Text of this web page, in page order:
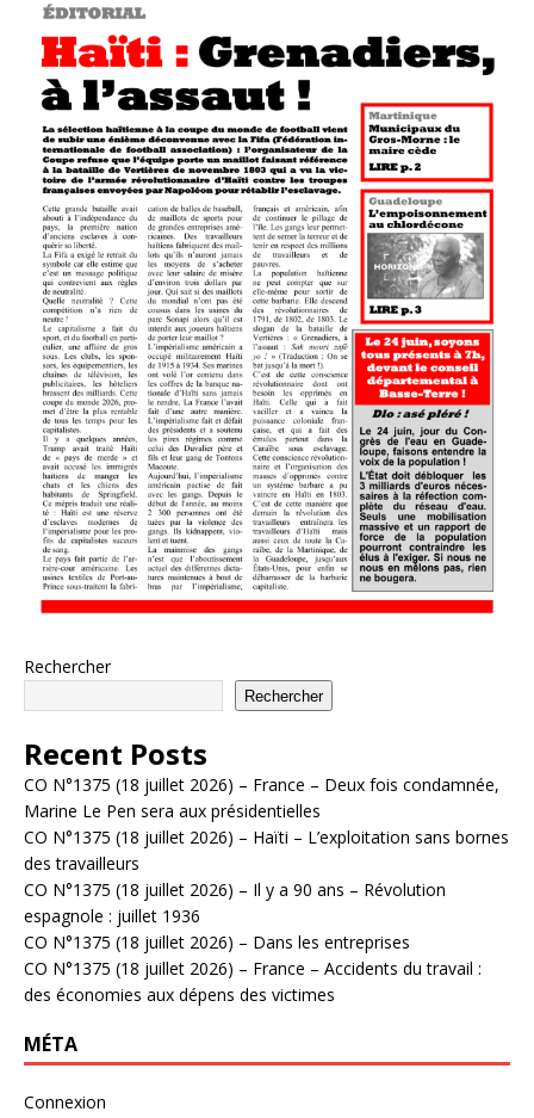
Rechercher
Rechercher
Recent Posts
CO N°1375 (18 juillet 2026) – France – Deux fois condamnée,
Marine Le Pen sera aux présidentielles
CO N°1375 (18 juillet 2026) – Haïti – L’exploitation sans bornes
des travailleurs
CO N°1375 (18 juillet 2026) – Il y a 90 ans – Révolution
espagnole : juillet 1936
CO N°1375 (18 juillet 2026) – Dans les entreprises
CO N°1375 (18 juillet 2026) – France – Accidents du travail :
des économies aux dépens des victimes
MÉTA
Connexion